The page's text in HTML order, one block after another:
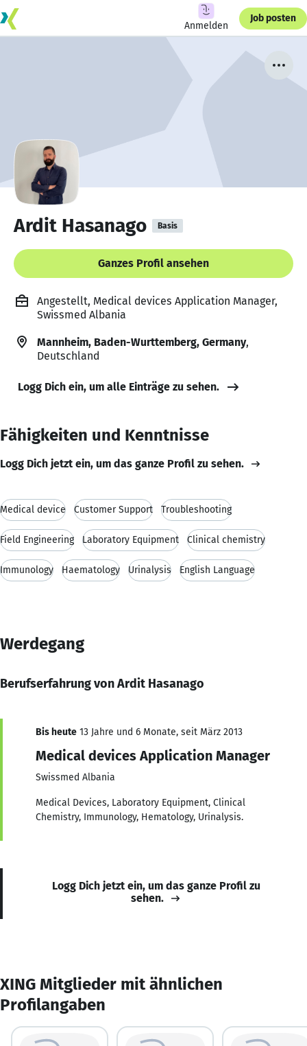
Anmelden
Job posten
Ardit Hasanago Basis
Ganzes Profil ansehen
Angestellt, Medical devices Application Manager,
Swissmed Albania
Mannheim, Baden-Wurttemberg, Germany,
Deutschland
Logg Dich ein, um alle Einträge zu sehen.
Fähigkeiten und Kenntnisse
Logg Dich jetzt ein, um das ganze Profil zu sehen.
Medical device Customer Support Troubleshooting
Field Engineering Laboratory Equipment Clinical chemistry
Immunology Haematology Urinalysis English Language
Werdegang
Berufserfahrung von Ardit Hasanago
Bis heute 13 Jahre und 6 Monate, seit März 2013
Medical devices Application Manager
Swissmed Albania
Medical Devices, Laboratory Equipment, Clinical
Chemistry, Immunology, Hematology, Urinalysis.
Logg Dich jetzt ein, um das ganze Profil zu
sehen.
XING Mitglieder mit ähnlichen
Profilangaben